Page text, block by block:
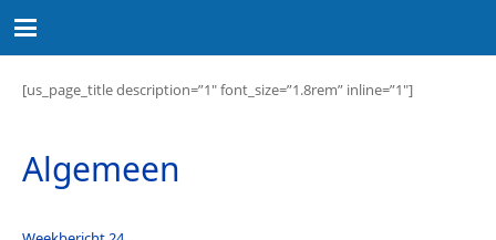
[us_page_title description=”1″ font_size=”1.8rem” inline=”1″]
Algemeen